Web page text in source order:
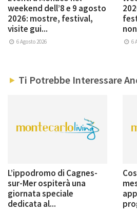
weekend dell’8 e 9 agosto
2026: mostre, festival,
visite gui...
6 Agosto 2026 6
Ti Potrebbe Interessare
L’ippodromo di Cagnes-
sur-Mer ospiterà una
giornata speciale
dedicata al...